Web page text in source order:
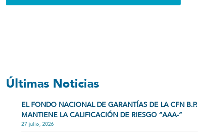
Últimas Noticias
EL FONDO NACIONAL DE GARANTÍAS DE LA CFN B.P.
MANTIENE LA CALIFICACIÓN DE RIESGO “AAA-”
27 julio, 2026